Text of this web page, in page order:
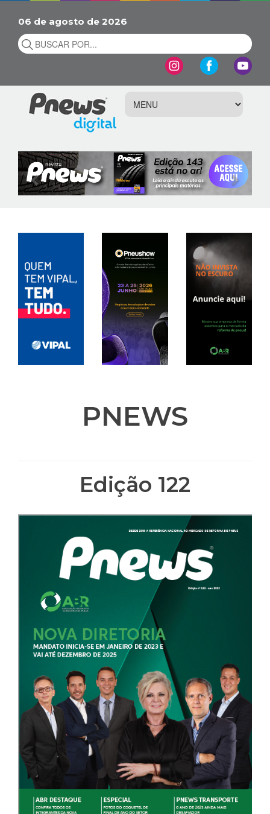
06 de agosto de 2026
Previous Next
PNEWS
Edição 122